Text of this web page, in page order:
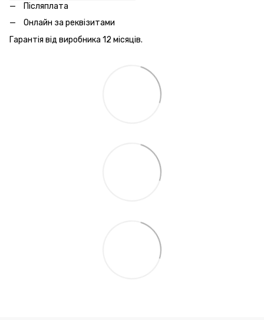
Післяплата
Онлайн за реквізитами
Гарантія від виробника 12 місяців.